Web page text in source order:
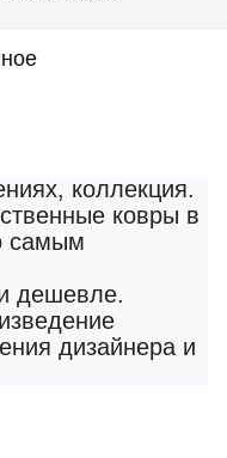
коллекция.
ковры в
самым
дешевле.
дизайнера и